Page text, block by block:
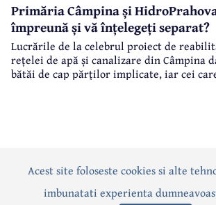
Primăria Câmpina și
împreună și vă înțelegeți separat?
Lucrările de la celebrul proiect de
rețelei de apă și canalizare din Câmpina
bătăi de cap părților implicate, iar cei
ActualitatePoliticăSocial
Acest site foloseste cookies si alte
imbunatati experienta